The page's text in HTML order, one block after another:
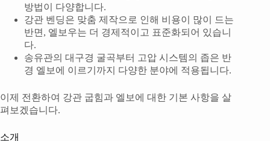
방법이 다양합니다.
강관 벤딩은 맞춤 제작으로 인해 비용이 많이 드는
반면, 엘보우는 더 경제적이고 표준화되어 있습니
다.
송유관의 대구경 굴곡부터 고압 시스템의 좁은 반
경 엘보에 이르기까지 다양한 분야에 적용됩니다.
이제 전환하여 강관 굽힘과 엘보에 대한 기본 사항을 살
펴보겠습니다.
소개